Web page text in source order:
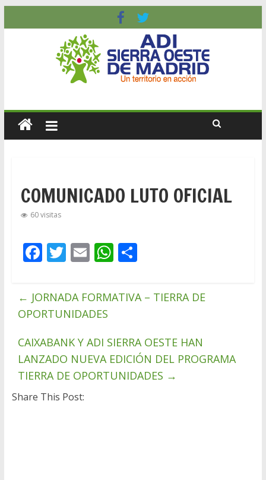
COMUNICADO LUTO OFICIAL
60 visitas
F
e
b
o
k
T
itt
er
E
ai
l
W
at
s
p
p
C
m
p
ti
r
← JORNADA FORMATIVA – TIERRA DE
OPORTUNIDADES
CAIXABANK Y ADI SIERRA OESTE HAN
LANZADO NUEVA EDICIÓN DEL PROGRAMA
TIERRA DE OPORTUNIDADES →
Share This Post: